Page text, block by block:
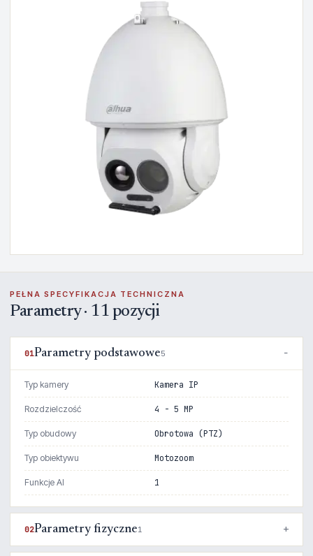
PEŁNA SPECYFIKACJA TECHNICZNA
Parametry · 11 pozycji
01Parametry podstawowe5
Typ kamery Kamera IP
Rozdzielczość 4 - 5 MP
Typ obudowy Obrotowa (PTZ)
Typ obiektywu Motozoom
Funkcje AI 1
02Parametry fizyczne1